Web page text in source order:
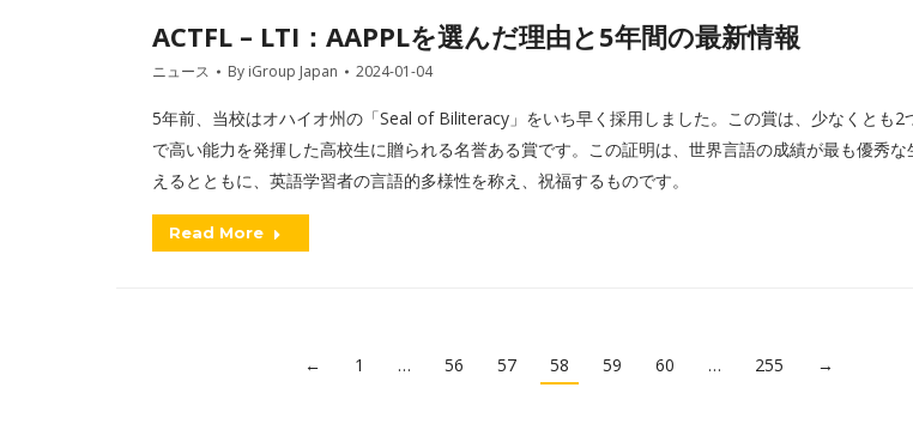
ACTFL – LTI：AAPPLを選んだ理由と5年間の最新情報
ニュース By iGroup Japan 2024-01-04
5年前、当校はオハイオ州の「Seal of Biliteracy」をいち早く採用しました。この賞は、少なくとも2
で高い能力を発揮した高校生に贈られる名誉ある賞です。この証明は、世界言語の成績が最も優秀な
えるとともに、英語学習者の言語的多様性を称え、祝福するものです。
Read More
← 1 … 56 57 58 59 60 … 255 →